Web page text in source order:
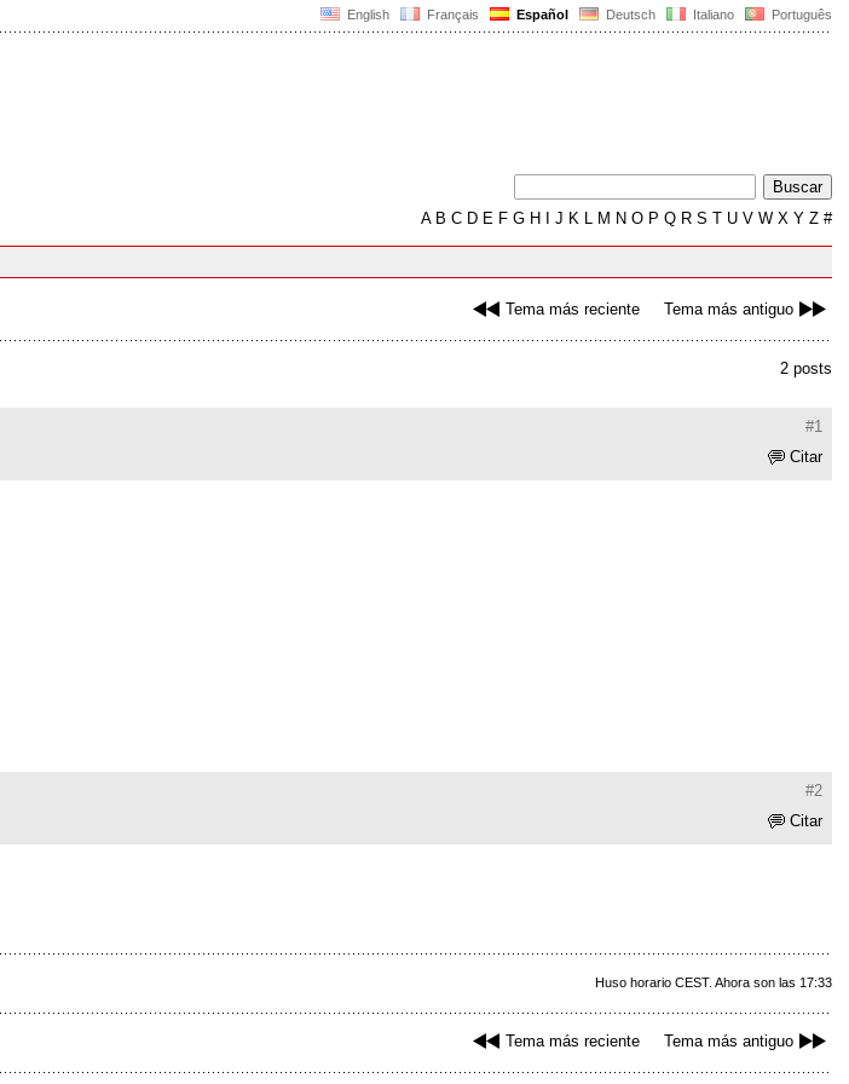
English Français Español Deutsch Italiano Português
AB C D E F G H J K L M N O P Q R S T U V W X Y Z #
Tema más reciente Tema más antiguo
2 posts
#1
Citar
#2
Citar
Huso horario CEST. Ahora son las 17:33
Tema más reciente Tema más antiguo